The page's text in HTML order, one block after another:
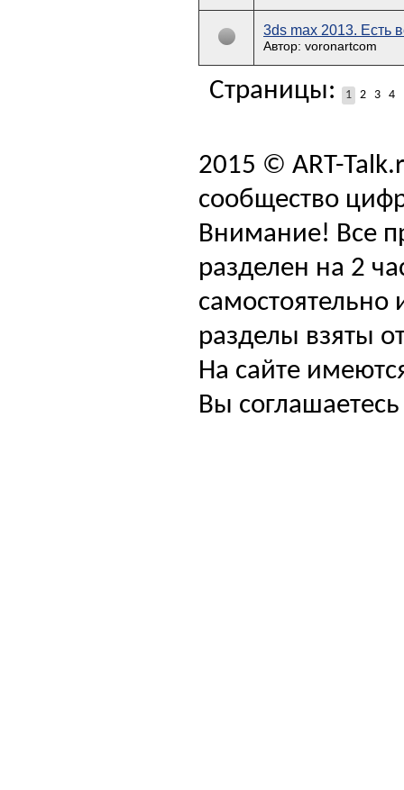
3ds max 2013. Есть
Автор: voronartcom
Страницы: 1 2 3 4
2015 © ART-
сообщество
Внимание! Все
разделен на 2
самостоятельно
разделы взяты
На сайте
Вы